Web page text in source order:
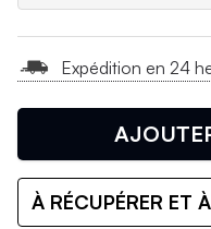
Expédition en 24
À RÉCUPÉRER ET